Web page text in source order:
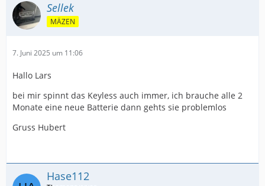
Sellek
MÄZEN
7. Juni 2025 um 11:06
Hallo Lars
bei mir spinnt das Keyless auch immer, ich brauche alle 2
Monate eine neue Batterie dann gehts sie problemlos
Gruss Hubert
Hase112